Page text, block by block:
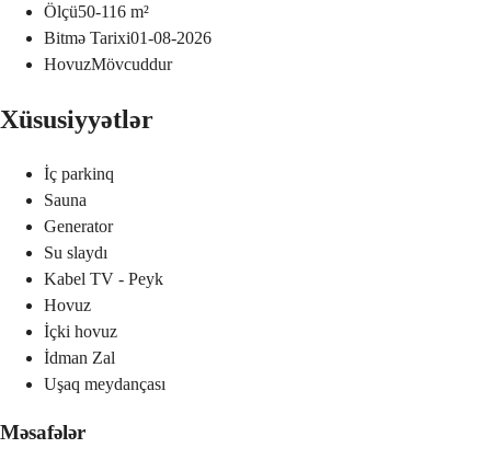
Ölçü50-116 m²
Bitmə Tarixi01-08-2026
HovuzMövcuddur
Xüsusiyyətlər
İç parkinq
Sauna
Generator
Su slaydı
Kabel TV - Peyk
Hovuz
İçki hovuz
İdman Zal
Uşaq meydançası
Məsafələr